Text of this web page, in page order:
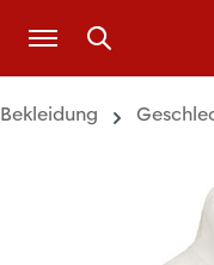
Zum Hauptinhalt
Bekleidung